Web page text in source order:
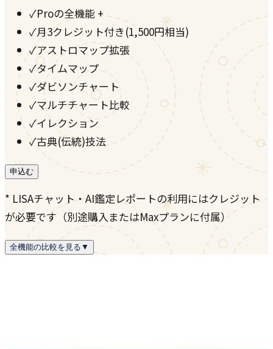
✓Proの全機能 +
✓月3クレジット付き(1,500円相当)
✓アストロマップ拡張
✓タイムマップ
✓ダビソンチャート
✓マルチチャート比較
✓イレクション
✓古典(伝統)技法
申込む
* LISAチャット・AI鑑定レポートの利用にはクレジット
が必要です（別途購入またはMaxプランに付属）
全機能の比較を見る ▼